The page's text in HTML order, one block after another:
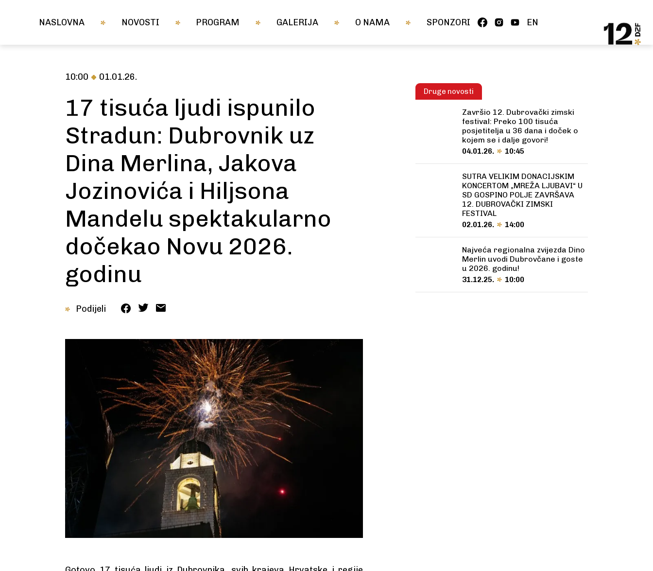
NASLOVNA NOVOSTI PROGRAM GALERIJA O NAMA SPONZORI EN
10:00 01.01.26.
17 tisuća ljudi ispunilo
Stradun: Dubrovnik uz
Dina Merlina, Jakova
Jozinovića i Hiljsona
Mandelu spektakularno
dočekao Novu 2026.
godinu
Podijeli
Druge novosti
Završio 12. Dubrovački zimski
festival: Preko 100 tisuća
posjetitelja u 36 dana i doček o
kojem se i dalje govori!
04.01.26. 10:45
SUTRA VELIKIM DONACIJSKIM
KONCERTOM „MREŽA LJUBAVI“ U
SD GOSPINO POLJE ZAVRŠAVA
12. DUBROVAČKI ZIMSKI
FESTIVAL
02.01.26. 14:00
Najveća regionalna zvijezda Dino
Merlin uvodi Dubrovčane i goste
u 2026. godinu!
31.12.25. 10:00